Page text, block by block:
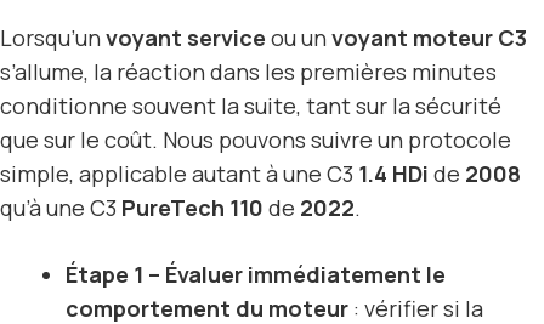
Lorsqu’un voyant service ou un voyant moteur C3
s’allume, la réaction dans les premières minutes
conditionne souvent la suite, tant sur la sécurité
que sur le coût. Nous pouvons suivre un protocole
simple, applicable autant à une C3 1.4 HDi de 2008
qu’à une C3 PureTech 110 de 2022.
Étape 1 – Évaluer immédiatement le
comportement du moteur : vérifier si la